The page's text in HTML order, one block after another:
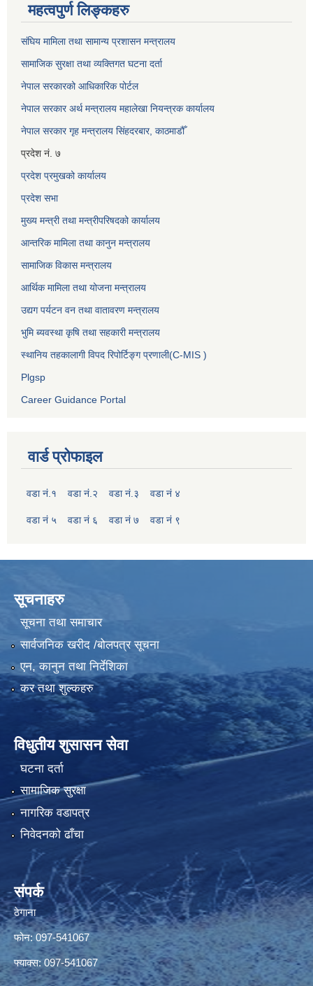
महत्वपुर्ण लिङ्कहरु
संघिय मामिला तथा सामान्य प्रशासन मन्त्रालय
सामाजिक सुरक्षा तथा व्यक्तिगत घटना दर्ता
नेपाल सरकारको आधिकारिक पोर्टल
नेपाल सरकार अर्थ मन्त्रालय महालेखा नियन्त्रक कार्यालय
नेपाल सरकार गृह मन्त्रालय सिंहदरबार, काठमाडौँ
प्रदेश नं. ७
प्रदेश प्रमुखको कार्यालय
प्रदेश सभा
मुख्य मन्त्री तथा मन्त्रीपरिषदको कार्यालय
आन्तरिक मामिला तथा कानुन मन्त्रालय
सामाजिक विकास मन्त्रालय
आर्थिक मामिला तथा योजना मन्त्रालय
उद्यग पर्यटन वन तथा वातावरण मन्त्रालय
भुमि ब्यवस्था कृषि तथा सहकारी मन्त्रालय
स्थानिय तहकालागी विपद रिपोर्टिङ्ग प्रणाली(C-MIS )
Plgsp
Career Guidance Portal
वार्ड प्रोफाइल
वडा नं.१ वडा नं.२ वडा नं.३ वडा नं ४
वडा नं ५ वडा नं ६ वडा नं ७ वडा नं ९
सूचनाहरु
सूचना तथा समाचार
सार्वजनिक खरीद /बोलपत्र सूचना
एन, कानुन तथा निर्देशिका
कर तथा शुल्कहरु
विधुतीय शुसासन सेवा
घटना दर्ता
सामाजिक सुरक्षा
नागरिक वडापत्र
निवेदनको ढाँचा
संपर्क
ठेगाना
फोन: 097-541067
फ्याक्स: 097-541067